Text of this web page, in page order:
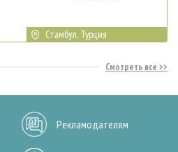
Стамбул, Турция
Смотреть все
Рекламодателям